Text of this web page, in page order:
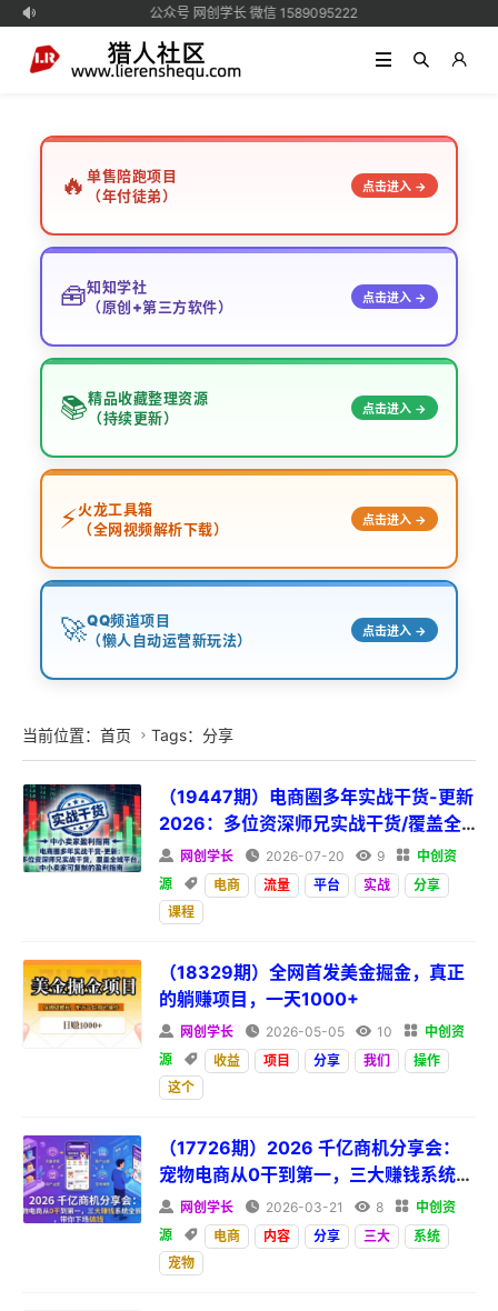
 公众号 网创学长 微信 1589095222
🔥 单售陪跑项目
（年付徒弟）
点击进入 →
🧰知知学社
（原创+第三方软件）
点击进入 →
📚精品收藏整理资源
（持续更新）
点击进入 →
⚡火龙工具箱
（全网视频解析下载）
点击进入 →
🚀QQ频道项目
（懒人自动运营新玩法）
点击进入 →
当前位置： 首页  Tags：分享
（19447期）电商圈多年实战干货-更新
2026：多位资深师兄实战干货/覆盖全
域平台，中小卖家可复制的盈利指南
 网创学长  2026-07-20  9  中创资
源
 电商 流量 平台 实战
分享
课程
（18329期）全网首发美金掘金，真正
的躺赚项目，一天1000+
 网创学长  2026-05-05  10  中创资
源
 收益 项目 分享 我们
操作
这个
（17726期）2026 千亿商机分享会：
宠物电商从0干到第一，三大赚钱系统全
拆解，带你下场搞钱
 网创学长  2026-03-21  8  中创资
源
 电商 内容 分享 三大
系统
宠物